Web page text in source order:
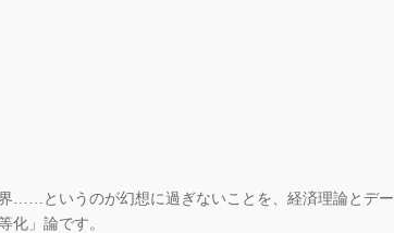
……というのが幻想に過ぎないことを、経済理論とデー
化」論です。